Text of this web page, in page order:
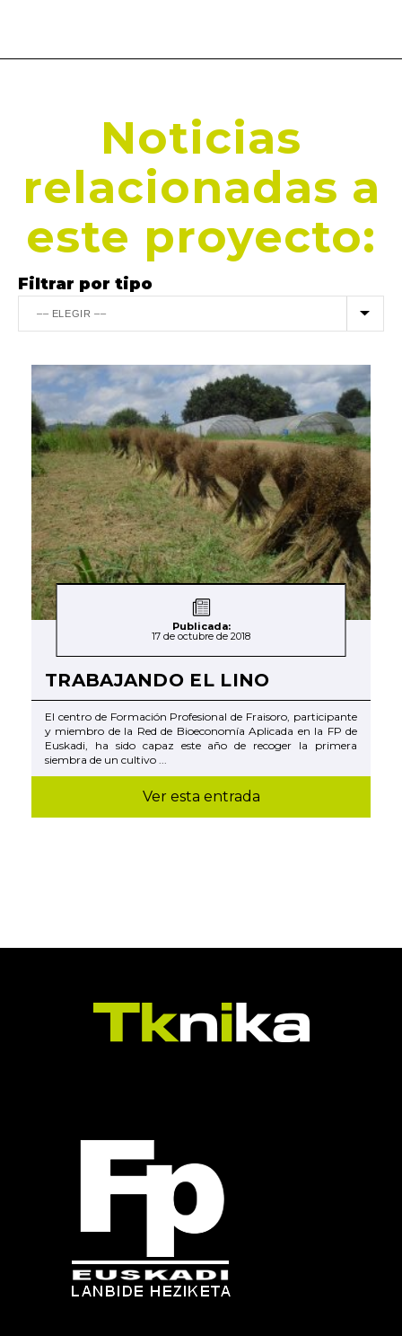
Noticias
relacionadas a
este proyecto:
Filtrar por tipo
Publicada:
17 de octubre de 2018
TRABAJANDO EL LINO
El centro de Formación Profesional de Fraisoro, participante
y miembro de la Red de Bioeconomía Aplicada en la FP de
Euskadi, ha sido capaz este año de recoger la primera
siembra de un cultivo ...
Ver esta entrada